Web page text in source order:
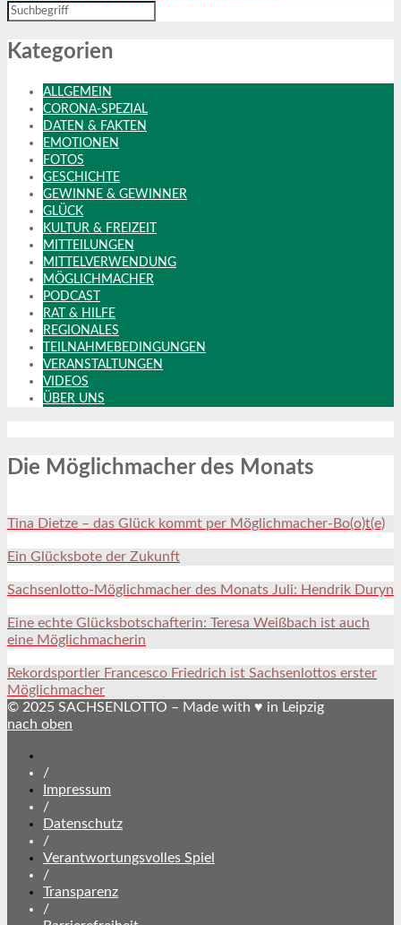
Kategorien
ALLGEMEIN
CORONA-SPEZIAL
DATEN & FAKTEN
EMOTIONEN
FOTOS
GESCHICHTE
GEWINNE & GEWINNER
GLÜCK
KULTUR & FREIZEIT
MITTEILUNGEN
MITTELVERWENDUNG
MÖGLICHMACHER
PODCAST
RAT & HILFE
REGIONALES
TEILNAHMEBEDINGUNGEN
VERANSTALTUNGEN
VIDEOS
ÜBER UNS
Die Möglichmacher des Monats
Tina Dietze – das Glück kommt per Möglichmacher-Bo(o)t(e)
Ein Glücksbote der Zukunft
Sachsenlotto-Möglichmacher des Monats Juli: Hendrik Duryn
Eine echte Glücksbotschafterin: Teresa Weißbach ist auch
eine Möglichmacherin
Rekordsportler Francesco Friedrich ist Sachsenlottos erster
Möglichmacher
© 2025 SACHSENLOTTO – Made with ♥ in Leipzig
nach oben
abonnieren
/
Impressum
/
Datenschutz
/
Verantwortungsvolles Spiel
/
Transparenz
/